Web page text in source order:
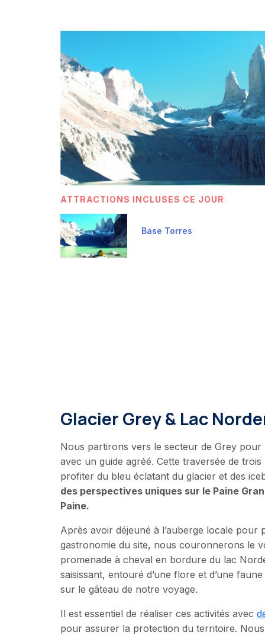
ATTRACTIONS INCLUSES CE JOUR
Base Torres
Glacier Grey & Lac
Nous partirons vers le secteur de Grey
avec un guide agréé. Cette traversée de
profiter du bleu éclatant du glacier et des
des perspectives uniques sur le Paine
Paine.
Après avoir déjeuné à l’auberge locale pour
gastronomie du site, nous couronnerons le
promenade à cheval en bordure du lac
saisissant, entouré d’une flore et d’une
sur le gâteau de notre voyage.
Il est essentiel de réaliser ces activités avec
pour assurer la protection du territoire.